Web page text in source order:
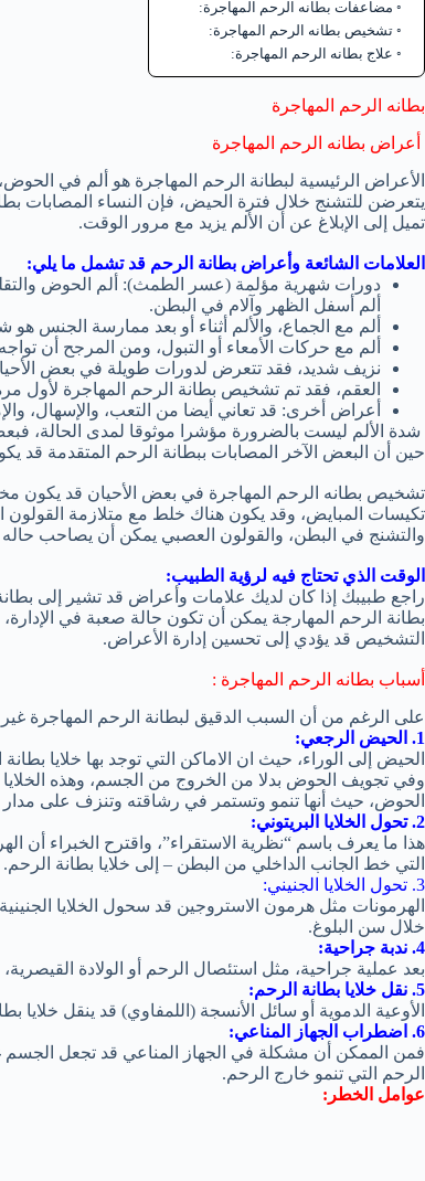
مضاعفات بطانه الرحم المهاجرة:
تشخيص بطانه الرحم المهاجرة:
علاج بطانه الرحم المهاجرة:
بطانه الرحم المهاجرة
أعراض بطانه الرحم المهاجرة
الأعراض الرئيسية لبطانة الرحم المهاجرة هو ألم في
يتعرضن للتشنج خلال فترة الحيض، فإن النساء المصابات
تميل إلى الإبلاغ عن أن الألم يزيد مع مرور الوقت.
العلامات الشائعة وأعراض بطانة الرحم قد تشمل ما يلي:
دورات شهرية مؤلمة (عسر الطمث): ألم الحوض
ألم أسفل الظهر وآلام في البطن.
ألم مع الجماع، والألم أثناء أو بعد ممارسة الجنس هو
ألم مع حركات الأمعاء أو التبول، ومن المرجح أن
نزيف شديد، فقد تتعرض لدورات طويلة في بعض
العقم، فقد تم تشخيص بطانة الرحم المهاجرة لأول
أعراض أخرى: قد تعاني أيضا من التعب، والإسهال،
شدة الألم ليست بالضرورة مؤشرا موثوقا لمدى الحالة،
حين أن البعض الآخر المصابات ببطانة الرحم المتقدمة قد
تشخيص بطانه الرحم المهاجرة في بعض الأحيان قد
تكيسات المبايض، وقد يكون هناك خلط مع متلازمة
والتشنج في البطن، والقولون العصبي يمكن أن يصاحب حاله
الوقت الذي تحتاج فيه لرؤية الطبيب:
راجع طبيبك إذا كان لديك علامات وأعراض قد تشير إلى
بطانة الرحم المهارجة يمكن أن تكون حالة صعبة في
التشخيص قد يؤدي إلى تحسين إدارة الأعراض.
أسباب بطانه الرحم المهاجرة :
على الرغم من أن السبب الدقيق لبطانة الرحم المهاجرة غير
1. الحيض الرجعي:
الحيض إلى الوراء، حيث ان الاماكن التي توجد بها خلايا
وفي تجويف الحوض بدلا من الخروج من الجسم، وهذه
الحوض، حيث أنها تنمو وتستمر في رشاقته وتنزف على
2. تحول الخلايا البريتوني:
هذا ما يعرف باسم “نظرية الاستقراء”، واقترح الخبراء أن
التي خط الجانب الداخلي من البطن – إلى خلايا بطانة الرحم.
3. تحول الخلايا الجنيني:
الهرمونات مثل هرمون الاستروجين قد سحول الخلايا
خلال سن البلوغ.
4. ندبة جراحية:
بعد عملية جراحية، مثل استئصال الرحم أو الولادة
5. نقل خلايا بطانة الرحم:
الأوعية الدموية أو سائل الأنسجة (اللمفاوي) قد ينقل
6. اضطراب الجهاز المناعي:
فمن الممكن أن مشكلة في الجهاز المناعي قد تجعل الجسم
الرحم التي تنمو خارج الرحم.
عوامل الخطر: